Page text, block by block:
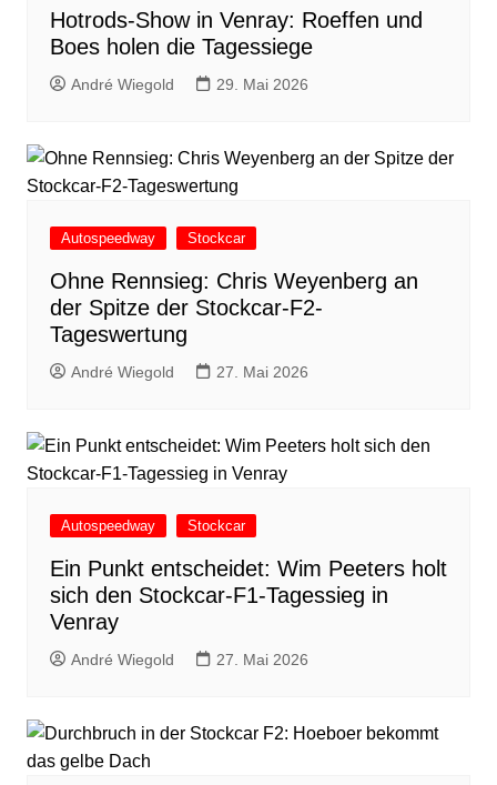
Hotrods-Show in Venray: Roeffen und
Boes holen die Tagessiege
André Wiegold 29. Mai 2026
Autospeedway Stockcar
Ohne Rennsieg: Chris Weyenberg an
der Spitze der Stockcar-F2-
Tageswertung
André Wiegold 27. Mai 2026
Autospeedway Stockcar
Ein Punkt entscheidet: Wim Peeters holt
sich den Stockcar-F1-Tagessieg in
Venray
André Wiegold 27. Mai 2026